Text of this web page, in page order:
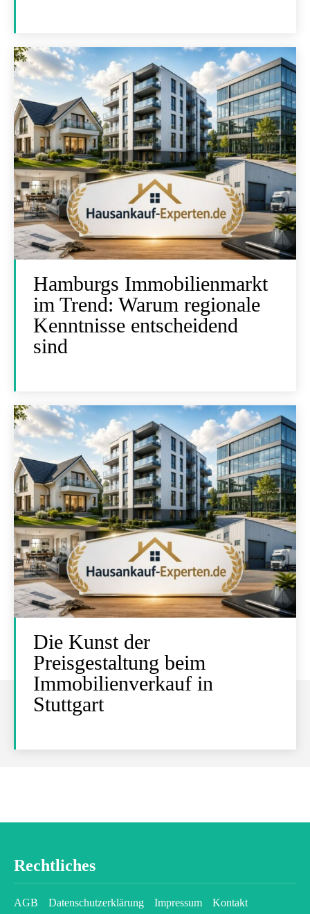
Hamburgs Immobilienmarkt
im Trend: Warum regionale
Kenntnisse entscheidend
sind
Die Kunst der
Preisgestaltung beim
Immobilienverkauf in
Stuttgart
Rechtliches
AGB Datenschutzerklärung Impressum Kontakt